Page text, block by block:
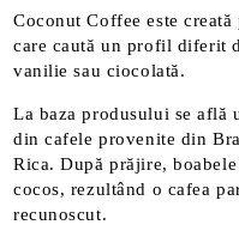
Coconut Coffee este
care caută un profil diferit
vanilie sau ciocolată.
La baza produsului se află
din cafele provenite din
Rica. După prăjire,
cocos, rezultând o cafea
recunoscut.